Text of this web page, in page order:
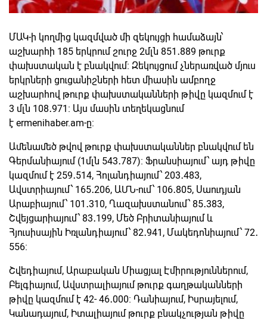
ՄԱԿ-ի կողմից կազմված մի զեկույցի համաձայն՝
աշխարհի 185 երկրում շուրջ 2մլն 851․889 թուրք
փախստական է բնակվում։ Զեկույցում չներառված մյուս
երկրների ցուցանիշների հետ միասին ամբողջ
աշխարհով թուրք փախստականների թիվը կազմում է
3 մլն 108․971։ Այս մասին տեղեկացնում
է ermenihaber.am-ը:
Ամենամեծ թվով թուրք փախստականներ բնակվում են
Գերմանիայում (1մլն 543․787)։ Ֆրանսիայում՝ այդ թիվը
կազմում է 259․514, Հոլանդիայում՝ 203․483,
Ավստրիայում՝ 165․206, ԱՄՆ-ում՝ 106․805, Սաուդյան
Արաբիայում՝ 101․310, Ղազախստանում՝ 85․383,
Շվեյցարիայում՝ 83․199, Մեծ Բրիտանիայում և
Հյուսիսային Իռլանդիայում՝ 82․941, Մակեդոնիայում՝ 72․
556։
Շվեդիայում, Արաբական Միացյալ Էմիրություններում,
Բելգիայում, Ավստրալիայում թուրք գաղթականների
թիվը կազմում է 42- 46․000։ Դանիայում, Իսրայելում,
Կանադայում, Իտալիայում թուրք բնակչության թիվը